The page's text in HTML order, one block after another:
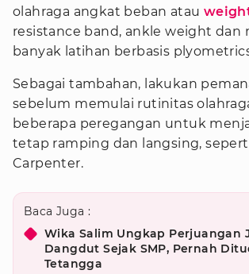
olahraga angkat beban atau
resistance band, ankle weight dan
banyak latihan berbasis
Sebagai tambahan, lakukan
sebelum memulai rutinitas
beberapa peregangan untuk
tetap ramping dan langsing,
Carpenter.
Baca Juga :
Wika Salim Ungkap Perjuangan
Dangdut Sejak SMP, Pernah
Tetangga